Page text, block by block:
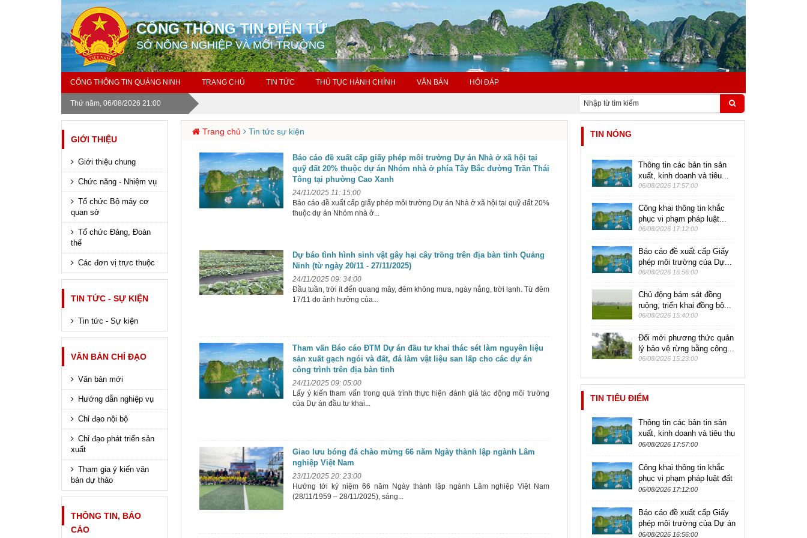
CỔNG THÔNG TIN ĐIỆN TỬ
SỞ NÔNG NGHIỆP VÀ MÔI TRƯỜNG
CỔNG THÔNG TIN QUẢNG NINH TRANG CHỦ TIN TỨC THỦ TỤC HÀNH CHÍNH VĂN BẢN HỎI ĐÁP
Thứ năm, 06/08/2026 21:00
GIỚI THIỆU
Giới thiệu chung
Chức năng - Nhiệm vụ
Tổ chức Bộ máy cơ
quan sở
Tổ chức Đảng, Đoàn
thể
Các đơn vị trực thuộc
TIN TỨC - SỰ KIỆN
Tin tức - Sự kiện
VĂN BẢN CHỈ ĐẠO
Văn bản mới
Hướng dẫn nghiệp vụ
Chỉ đạo nội bộ
Chỉ đạo phát triển sản
xuất
Tham gia ý kiến văn
bản dự thảo
THÔNG TIN, BÁO
CÁO
Trang chủ Tin tức sự kiện
Báo cáo đề xuất cấp giấy phép môi trường Dự án Nhà ở xã hội tại
quỹ đất 20% thuộc dự án Nhóm nhà ở phía Tây Bắc đường Trần Thái
Tông tại phường Cao Xanh
24/11/2025 11: 15:00
Báo cáo đề xuất cấp giấy phép môi trường Dự án Nhà ở xã hội tại quỹ đất 20%
thuộc dự án Nhóm nhà ở...
Dự báo tình hình sinh vật gây hại cây trồng trên địa bàn tỉnh Quảng
Ninh (từ ngày 20/11 - 27/11/2025)
24/11/2025 09: 34:00
Đầu tuần, trời ít đến quang mây, đêm không mưa, ngày nắng, trời lạnh. Từ đêm
17/11 do ảnh hưởng của...
Tham vấn Báo cáo ĐTM Dự án đầu tư khai thác sét làm nguyên liệu
sản xuất gạch ngói và đất, đá làm vật liệu san lấp cho các dự án
công trình trên địa bàn tỉnh
24/11/2025 09: 05:00
Lấy ý kiến tham vấn trong quá trình thực hiện đánh giá tác động môi trường
của Dự án đầu tư khai...
Giao lưu bóng đá chào mừng 66 năm Ngày thành lập ngành Lâm
nghiệp Việt Nam
23/11/2025 20: 23:00
Hướng tới kỷ niệm 66 năm Ngày thành lập ngành Lâm nghiệp Việt Nam
(28/11/1959 – 28/11/2025), sáng...
TIN NÓNG
Thông tin các bản tin sản
xuất, kinh doanh và tiêu...
06/08/2026 17:57:00
Công khai thông tin khắc
phục vi phạm pháp luật...
06/08/2026 17:12:00
Báo cáo đề xuất cấp Giấy
phép môi trường của Dự...
06/08/2026 16:56:00
Chủ động bám sát đồng
ruộng, triển khai đồng bộ...
06/08/2026 15:40:00
Đổi mới phương thức quản
lý bảo vệ rừng bằng công...
06/08/2026 15:23:00
TIN TIÊU ĐIỂM
Thông tin các bản tin sản
xuất, kinh doanh và tiêu thụ
sản phẩm nông lâm thủy
06/08/2026 17:57:00
Công khai thông tin khắc
phục vi phạm pháp luật đất
đai
06/08/2026 17:12:00
Báo cáo đề xuất cấp Giấy
phép môi trường của Dự án
Nhà máy chế biến thực
06/08/2026 16:56:00